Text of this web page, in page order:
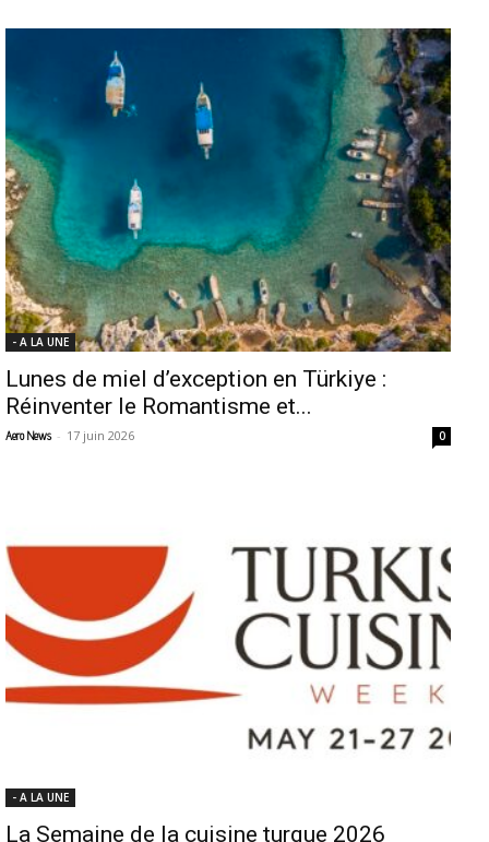
- A LA UNE
Lunes de miel d’exception en Türkiye :
Réinventer le Romantisme et...
Aero News - 17 juin 2026 0
- A LA UNE
La Semaine de la cuisine turque 2026